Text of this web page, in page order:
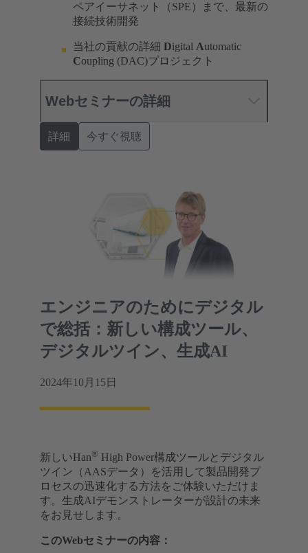
ペアイーサネット（SPE）まで、最新の
接続技術開発
当社の貢献の詳細 Digital Automatic
Coupling (DAC)プロジェクト
Webセミナーの詳細
詳細 今すぐ視聴
エンジニアのためにデジタル
で総括：新しい構成ツール、
デジタルツイン、生成AI
2024年10月15日
新しいHan® High Power構成ツールとデジタル
ツイン（AASデータ）を活用して製品開発プ
ロセスの迅速化する方法をご体験いただけま
す。生成AIデモンストレーターが設計の未来
をお見せします。
このWebセミナーの内容：